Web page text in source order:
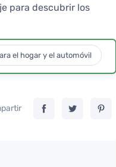
para descubrir los
el hogar y el automóvil